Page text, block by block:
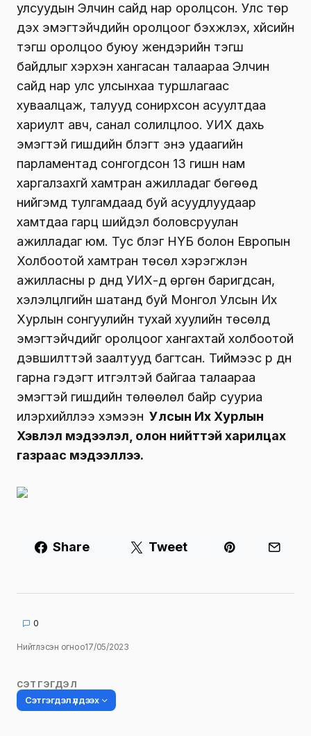
улсуудын Элчин сайд нар оролцсон. Улс төр
дэх эмэгтэйчүүдийн оролцоог бэхжүүлэх, хүйсийн
тэгш оролцоо буюу жендэрийн тэгш
байдлыг хэрхэн хангасан талаараа Элчин
сайд нар улс улсынхаа туршлагаас
хуваалцаж, талууд сонирхсон асуултдаа
хариулт авч, санал солилцлоо. УИХ дахь
эмэгтэй гишүүдийн бүлэгт энэ удаагийн
парламентад сонгогдсон 13 гишүүн нам
харгалзахгүй хамтран ажилладаг бөгөөд
нийгэмд тулгамдаад буй асуудлуудаар
хамтдаа гарц шийдэл боловсруулан
ажилладаг юм. Тус бүлэг НҮБ болон Европын
Холбоотой хамтран төсөл хэрэгжүүлэн
ажилласны үр дүнд УИХ-д өргөн баригдсан,
хэлэлцүүлгийн шатанд буй Монгол Улсын Их
Хурлын сонгуулийн тухай хуулийн төсөлд
эмэгтэйчүүдийг оролцоог хангахтай холбоотой
дэвшилттэй заалтууд багтсан. Тиймээс үр дүн
гарна гэдэгт итгэлтэй байгаа талаараа
эмэгтэй гишүүдийн төлөөлөл байр сууриа
илэрхийллээ хэмээн Улсын Их Хурлын
Хэвлэл мэдээлэл, олон нийттэй харилцах
газраас мэдээллээ.
Share Tweet
0
Нийтлэсэн огноо17/05/2023
СЭТГЭГДЭЛ
Сэтгэгдэл үлдээх